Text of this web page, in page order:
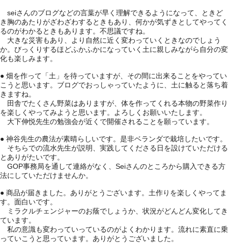
seiさんのブログなどの言葉が早く理解できるようになって、ときど
き胸のあたりがざわざわするときもあり、何かが気ずきとしてやってく
るのがわかるときもあります。不思議ですね。
大きな災害もあり、より自然に近く変わっていくときなのでしょう
か。びっくりするほどふかふかになっていく土に親しみながら自分の変
化も楽しみます。
● 畑を作って「土」を待っていますが、その間に出来ることをやってい
こうと思います。ブログでおっしゃっていたように、土に触ると落ち着
きますね。
田舎でたくさん野菜はありますが、体を作ってくれる本物の野菜作り
を楽しくやってみようと思います。よろしくお願いいたします。
大下伸悦先生の勉強会が近くで開催されることを願っています。
● 神谷先生の農法が素晴らしいです。是非ベランダで栽培したいです。
そちらでの流水先生が説明、実践してくださる日を設けていただける
とありがたいです。
GOP事務局を通して連絡がなく、Seiさんのところから購入できる方
法にしていただけませんか。
● 商品が届きました。ありがとうございます。土作りを楽しくやってま
す。面白いです。
ミラクルチェンジャーのお蔭でしょうか、状況がどんどん変化してき
ています。
私の意識も変わっていっているのがよくわかります。流れに素直に乗
っていこうと思っています。ありがとうございました。